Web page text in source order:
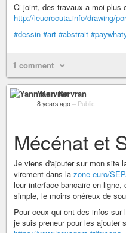
Ci joint, des travaux a moi plus
http://leucrocuta.info/drawing/
#dessin #art #abstrait
1 comment
Yann Kervran
8 years ago – Public
Mécénat et
Je viens d'ajouter sur mon site
virement dans la zone euro/
leur interface bancaire en
simple, le moins onéreux de
Pour ceux qui ont des infos sur
je suis preneur pour les ajouter